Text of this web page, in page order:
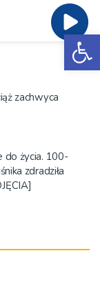
zachwyca
do życia. 100-
zdradziła